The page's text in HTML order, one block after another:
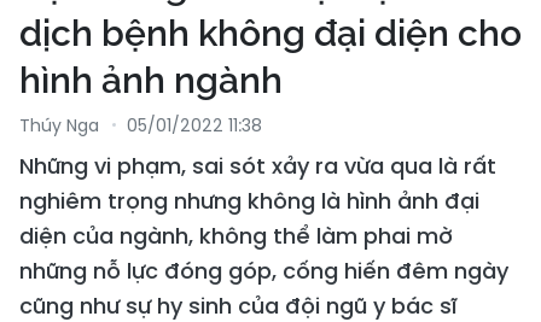
dịch bệnh không đại diện cho
hình ảnh ngành
Thúy Nga 05/01/2022 11:38
Những vi phạm, sai sót xảy ra vừa qua là rất
nghiêm trọng nhưng không là hình ảnh đại
diện của ngành, không thể làm phai mờ
những nỗ lực đóng góp, cống hiến đêm ngày
cũng như sự hy sinh của đội ngũ y bác sĩ